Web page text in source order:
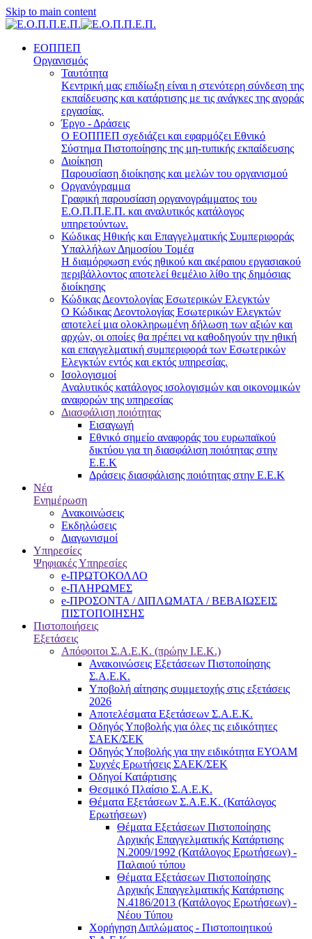
Skip to main content
ΕΟΠΠΕΠ
Οργανισμός
Ταυτότητα
Κεντρική μας επιδίωξη είναι η στενότερη σύνδεση της
εκπαίδευσης και κατάρτισης με τις ανάγκες της αγοράς
εργασίας.
Έργο - Δράσεις
Ο ΕΟΠΠΕΠ σχεδιάζει και εφαρμόζει Eθνικό
Σύστημα Πιστοποίησης της μη-τυπικής εκπαίδευσης
Διοίκηση
Παρουσίαση διοίκησης και μελών του οργανισμού
Οργανόγραμμα
Γραφική παρουσίαση οργανογράμματος του
Ε.Ο.Π.Π.Ε.Π. και αναλυτικός κατάλογος
υπηρετούντων.
Κώδικας Ηθικής και Επαγγελματικής Συμπεριφοράς
Υπαλλήλων Δημοσίου Τομέα
Η διαμόρφωση ενός ηθικού και ακέραιου εργασιακού
περιβάλλοντος αποτελεί θεμέλιο λίθο της δημόσιας
διοίκησης
Κώδικας Δεοντολογίας Εσωτερικών Ελεγκτών
Ο Κώδικας Δεοντολογίας Εσωτερικών Ελεγκτών
αποτελεί μια ολοκληρωμένη δήλωση των αξιών και
αρχών, οι οποίες θα πρέπει να καθοδηγούν την ηθική
και επαγγελματική συμπεριφορά των Εσωτερικών
Ελεγκτών εντός και εκτός υπηρεσίας.
Ισολογισμοί
Αναλυτικός κατάλογος ισολογισμών και οικονομικών
αναφορών της υπηρεσίας
Διασφάλιση ποιότητας
Εισαγωγή
Εθνικό σημείο αναφοράς του ευρωπαϊκού
δικτύου για τη διασφάλιση ποιότητας στην
Ε.Ε.Κ
Δράσεις διασφάλισης ποιότητας στην Ε.Ε.Κ
Νέα
Ενημέρωση
Ανακοινώσεις
Εκδηλώσεις
Διαγωνισμοί
Υπηρεσίες
Ψηφιακές Υπηρεσίες
e-ΠΡΩΤΟΚΟΛΛΟ
e-ΠΛΗΡΩΜΕΣ
e-ΠΡΟΣΟΝΤΑ / ΔΙΠΛΩΜΑΤΑ / ΒΕΒΑΙΩΣΕΙΣ
ΠΙΣΤΟΠΟΙΗΣΗΣ
Πιστοποιήσεις
Εξετάσεις
Απόφοιτοι Σ.Α.Ε.Κ. (πρώην Ι.Ε.Κ.)
Ανακοινώσεις Εξετάσεων Πιστοποίησης
Σ.Α.Ε.Κ.
Υποβολή αίτησης συμμετοχής στις εξετάσεις
2026
Αποτελέσματα Εξετάσεων Σ.Α.Ε.Κ.
Οδηγός Υποβολής για όλες τις ειδικότητες
ΣΑΕΚ/ΣΕΚ
Οδηγός Υποβολής για την ειδικότητα ΕΥΟΑΜ
Συχνές Ερωτήσεις ΣΑΕΚ/ΣΕΚ
Οδηγοί Κατάρτισης
Θεσμικό Πλαίσιο Σ.Α.Ε.Κ.
Θέματα Εξετάσεων Σ.Α.Ε.Κ. (Κατάλογος
Ερωτήσεων)
Θέματα Εξετάσεων Πιστοποίησης
Αρχικής Επαγγελματικής Κατάρτισης
Ν.2009/1992 (Κατάλογος Ερωτήσεων) -
Παλαιού τύπου
Θέματα Εξετάσεων Πιστοποίησης
Αρχικής Επαγγελματικής Κατάρτισης
Ν.4186/2013 (Κατάλογος Ερωτήσεων) -
Νέου Τύπου
Χορήγηση Διπλώματος - Πιστοποιητικού